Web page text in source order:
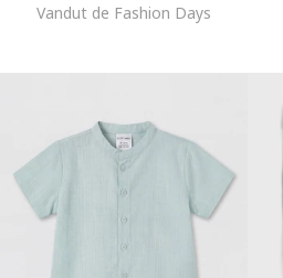
Vandut de Fashion Days